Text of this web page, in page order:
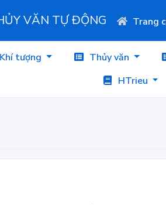
VĂN TỰ ĐỘNG Trang
Khí tượng Thủy văn
HTrieu